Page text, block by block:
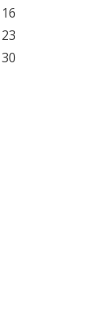
16
23
30